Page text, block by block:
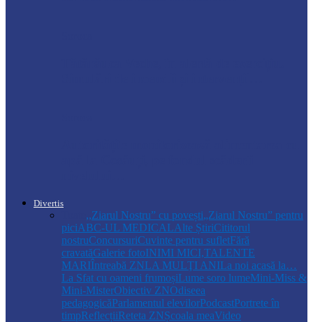
Divertis
,,Ziarul Nostru” cu povești„Ziarul Nostru” pentru
piciABC-UL MEDICALAlte ȘtiriCititorul
nostruConcursuriCuvinte pentru sufletFără
cravatăGalerie fotoINIMI MICI,TALENTE
MARIÎntreabă ZNLA MULŢI ANILa noi acasă la…
La Sfat cu oameni frumoșiLume soro lumeMini-Miss &
Mini-MisterObiectiv ZNOdiseea
pedagogicăParlamentul elevilorPodcastPortrete în
timpReflecțiiReteta ZNȘcoala meaVideo